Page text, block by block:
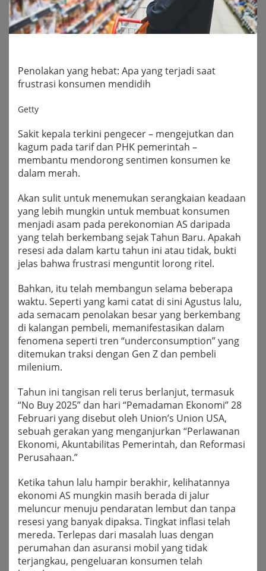
Penolakan yang hebat: Apa yang terjadi saat
frustrasi konsumen mendidih
Getty
Sakit kepala terkini pengecer – mengejutkan dan
kagum pada tarif dan PHK pemerintah –
membantu mendorong sentimen konsumen ke
dalam merah.
Akan sulit untuk menemukan serangkaian keadaan
yang lebih mungkin untuk membuat konsumen
menjadi asam pada perekonomian AS daripada
yang telah berkembang sejak Tahun Baru. Apakah
resesi ada dalam kartu tahun ini atau tidak, bukti
jelas bahwa frustrasi menguntit lorong ritel.
Bahkan, itu telah membangun selama beberapa
waktu. Seperti yang kami catat di sini Agustus lalu,
ada semacam penolakan besar yang berkembang
di kalangan pembeli, memanifestasikan dalam
fenomena seperti tren “underconsumption” yang
ditemukan traksi dengan Gen Z dan pembeli
milenium.
Tahun ini tangisan reli terus berlanjut, termasuk
“No Buy 2025” dan hari “Pemadaman Ekonomi” 28
Februari yang disebut oleh Union’s Union USA,
sebuah gerakan yang menganjurkan “Perlawanan
Ekonomi, Akuntabilitas Pemerintah, dan Reformasi
Perusahaan.”
Ketika tahun lalu hampir berakhir, kelihatannya
ekonomi AS mungkin masih berada di jalur
meluncur menuju pendaratan lembut dan tanpa
resesi yang banyak dipaksa. Tingkat inflasi telah
mereda. Terlepas dari masalah luas dengan
perumahan dan asuransi mobil yang tidak
terjangkau, pengeluaran konsumen telah